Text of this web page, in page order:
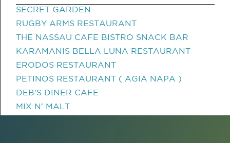
SECRET GARDEN
RUGBY ARMS RESTAURANT
THE NASSAU CAFE BISTRO SNACK BAR
KARAMANIS BELLA LUNA RESTAURANT
ERODOS RESTAURANT
PETINOS RESTAURANT ( AGIA NAPA )
DEB'S DINER CAFE
MIX N' MALT